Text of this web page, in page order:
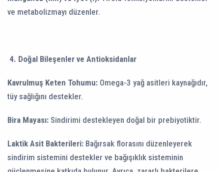
ve metabolizmayı düzenler.
4. Doğal Bileşenler ve Antioksidanlar
Kavrulmuş Keten Tohumu: Omega-3 yağ asitleri kaynağıdır,
tüy sağlığını destekler.
Bira Mayası: Sindirimi destekleyen doğal bir prebiyotiktir.
Laktik Asit Bakterileri: Bağırsak florasını düzenleyerek
sindirim sistemini destekler ve bağışıklık sisteminin